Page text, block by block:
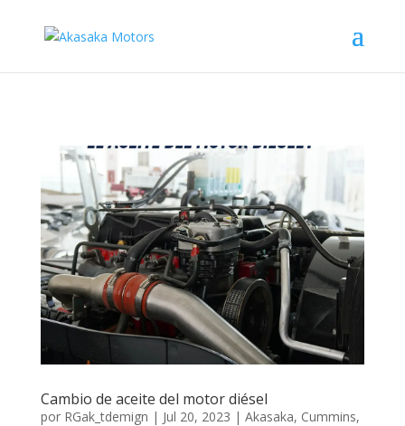
Cambio de aceite del motor diésel
por RGak_tdemign | Jul 20, 2023 | Akasaka, Cummins,